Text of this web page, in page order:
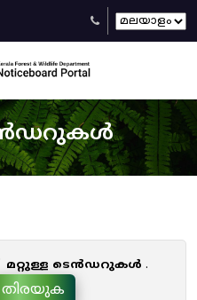
മറ്റുള്ള ടെൻഡറുകൾ .
തിരയുക